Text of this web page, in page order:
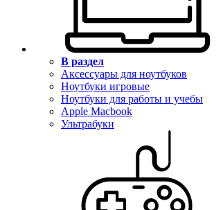
В раздел
Аксессуары для ноутбуков
Ноутбуки игровые
Ноутбуки для работы и учебы
Apple Macbook
Ультрабуки